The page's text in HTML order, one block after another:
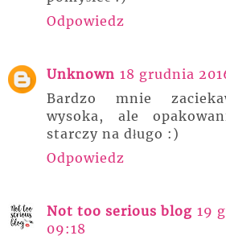
Odpowiedz
Unknown 18 grudnia
Bardzo mnie
wysoka, ale
starczy na długo :)
Odpowiedz
Not too serious blog 19
09:18